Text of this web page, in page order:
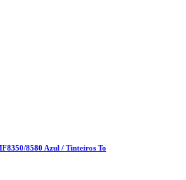
8580 Azul / Tinteiros To